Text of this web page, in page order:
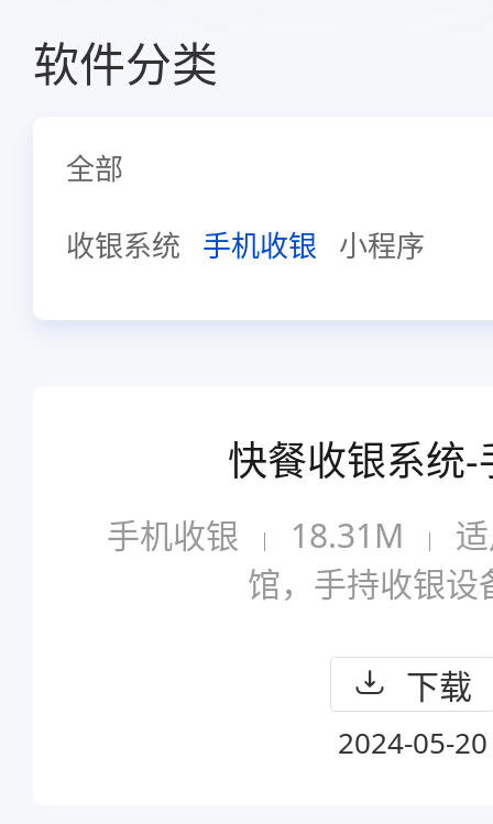
软件分类
全部
收银系统
手机收银 小程序
快餐收银系统-
手机收银 18.31M
馆，手持收银设
下载
2024-05-20